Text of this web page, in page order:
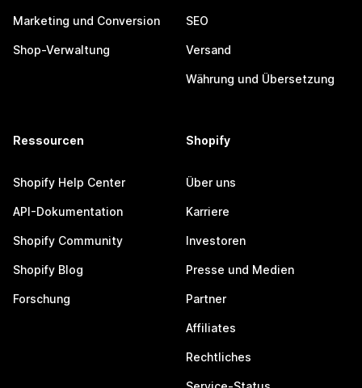
Marketing und Conversion
Shop-Verwaltung
SEO
Versand
Währung und Übersetzung
Ressourcen
Shopify Help Center
API-Dokumentation
Shopify Community
Shopify Blog
Forschung
Shopify
Über uns
Karriere
Investoren
Presse und Medien
Partner
Affiliates
Rechtliches